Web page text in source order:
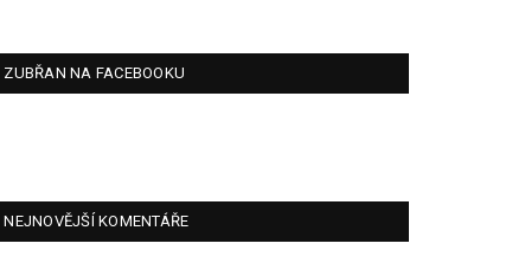
ZUBŘAN NA FACEBOOKU
NEJNOVĚJŠÍ KOMENTÁŘE